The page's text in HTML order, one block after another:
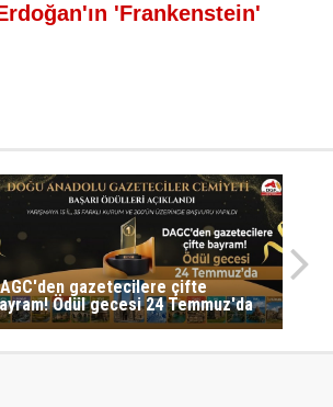
'Frankenstein'
gazetecilere çifte
Ödül gecesi 24 Temmuz'da